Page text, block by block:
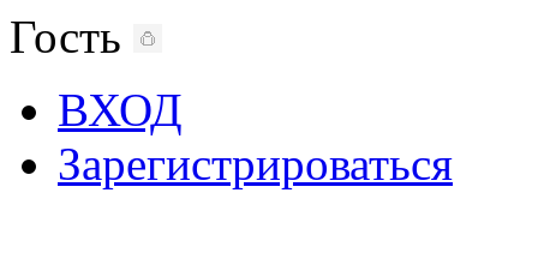
Гость
ВХОД
Зарегистрироваться